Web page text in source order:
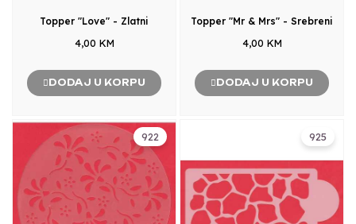
Topper "Love" - Zlatni
4,00 KM
DODAJ U KORPU
Topper "Mr & Mrs" - Srebreni
4,00 KM
DODAJ U KORPU
922 925